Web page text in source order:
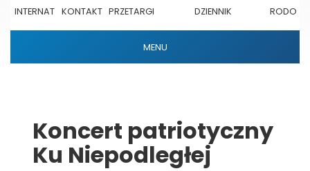
INTERNAT KONTAKT PRZETARGI
DZIENNIK
RODO
MENU
Koncert patriotyczny
Ku Niepodległej